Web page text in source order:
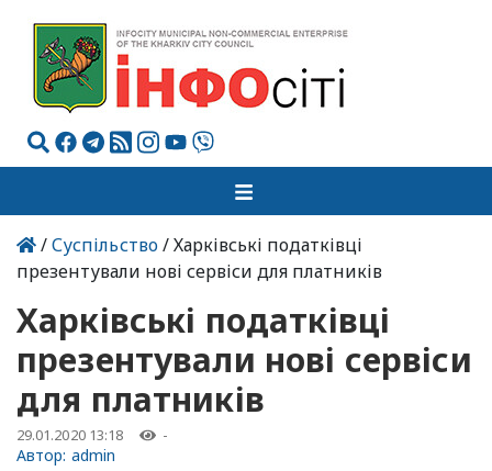
/Суспільство/ Харківські податківці
презентували нові сервіси для платників
Харківські податківці
презентували нові сервіси
для платників
29.01.2020 13:18 -
Автор: admin